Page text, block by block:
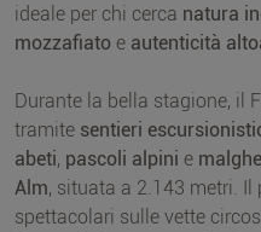
ideale per chi cerca natura
mozzafiato e autenticità
Durante la bella stagione, il
tramite sentieri
abeti, pascoli alpini e
Alm, situata a 2.143 metri. Il
spettacolari sulle vette